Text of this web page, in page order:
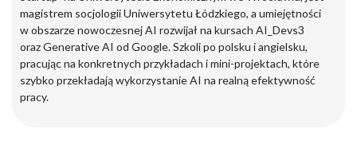
magistrem socjologii Uniwersytetu Łódzkiego, a umiejętności
w obszarze nowoczesnej AI rozwijał na kursach AI_Devs3
oraz Generative AI od Google. Szkoli po polsku i angielsku,
pracując na konkretnych przykładach i mini-projektach, które
szybko przekładają wykorzystanie AI na realną efektywność
pracy.